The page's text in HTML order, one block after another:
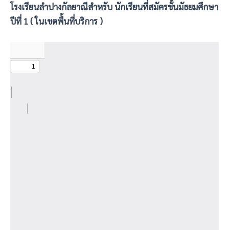
โรงเรียนลำปางกัลยาณีสำหรับ นักเรียนที่สมัครชั้นมัธยมศึกษา
ปีที่ 1 ( ในเขตพื้นที่บริการ )